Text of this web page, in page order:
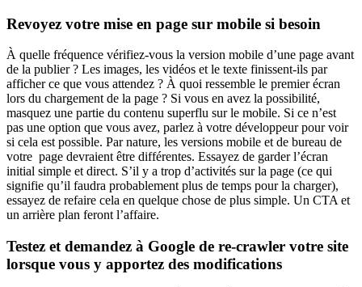
Revoyez votre mise en page sur mobile si besoin
À quelle fréquence vérifiez-vous la version mobile d’une page avant
de la publier ? Les images, les vidéos et le texte finissent-ils par
afficher ce que vous attendez ? À quoi ressemble le premier écran
lors du chargement de la page ? Si vous en avez la possibilité,
masquez une partie du contenu superflu sur le mobile. Si ce n’est
pas une option que vous avez, parlez à votre développeur pour voir
si cela est possible. Par nature, les versions mobile et de bureau de
votre page devraient être différentes. Essayez de garder l’écran
initial simple et direct. S’il y a trop d’activités sur la page (ce qui
signifie qu’il faudra probablement plus de temps pour la charger),
essayez de refaire cela en quelque chose de plus simple. Un CTA et
un arrière plan feront l’affaire.
Testez et demandez à Google de re-crawler votre site
lorsque vous y apportez des modifications